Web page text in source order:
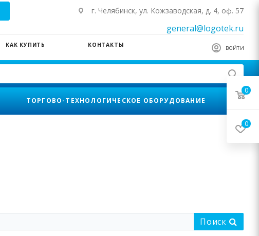
г. Челябинск, ул. Кожзаводская, д. 4, оф. 57
general@logotek.ru
ВОЙТИ
КАК КУПИТЬ КОНТАКТЫ
ТОРГОВО-ТЕХНОЛОГИЧЕСКОЕ ОБОРУДОВАНИЕ
Поиск
0
0